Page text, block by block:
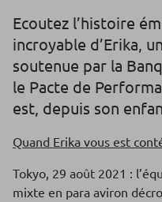
Ecoutez l’histoire
incroyable d’Erika,
soutenue par la
le Pacte de
est, depuis son
Quand Erika vous est
Tokyo, 29 août 2021 :
mixte en para aviron